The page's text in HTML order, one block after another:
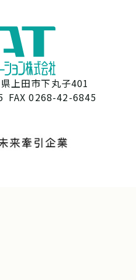
上田市下丸子401
FAX 0268-42-6845